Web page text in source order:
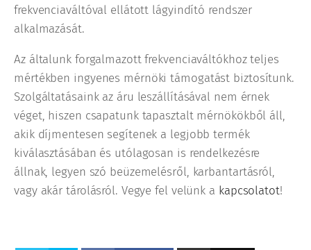
frekvenciaváltóval ellátott lágyindító rendszer
alkalmazását.
Az általunk forgalmazott frekvenciaváltókhoz teljes
mértékben ingyenes mérnöki támogatást biztosítunk.
Szolgáltatásaink az áru leszállításával nem érnek
véget, hiszen csapatunk tapasztalt mérnökökből áll,
akik díjmentesen segítenek a legjobb termék
kiválasztásában és utólagosan is rendelkezésre
állnak, legyen szó beüzemelésről, karbantartásról,
vagy akár tárolásról. Vegye fel velünk a kapcsolatot!